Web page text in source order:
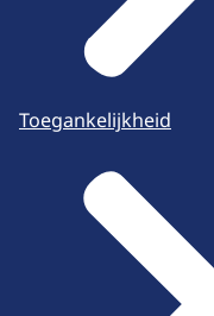
Toegankelijkheid